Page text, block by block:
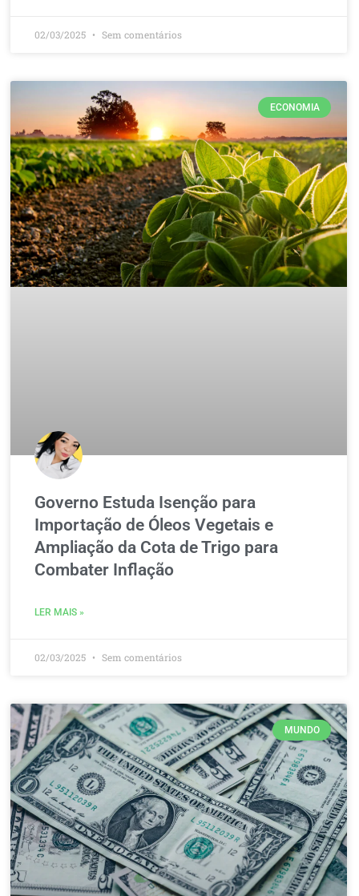
02/03/2025 Sem comentários
ECONOMIA
Governo Estuda Isenção para
Importação de Óleos Vegetais e
Ampliação da Cota de Trigo para
Combater Inflação
LER MAIS »
02/03/2025 Sem comentários
MUNDO